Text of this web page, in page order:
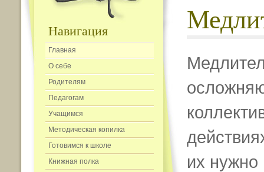
Навигация
Главная
О себе
Родителям
Педагогам
Учащимся
Методическая копилка
Готовимся к школе
Книжная полка
их нужно